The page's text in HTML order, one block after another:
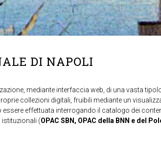
DI NAPOLI
mediante interfaccia web, di una vasta
collezioni digitali, fruibili mediante un
effettuata interrogando il catalogo dei
istituzionali (OPAC SBN, OPAC della BNN e del